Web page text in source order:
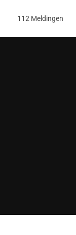
112 Meldingen